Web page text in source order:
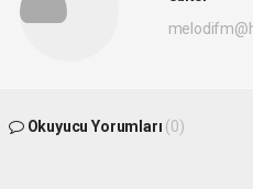
Okuyucu Yorumları (0)